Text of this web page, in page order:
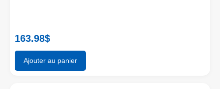
163.98$
Ajouter au panier